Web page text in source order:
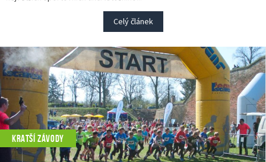
Celý článek
KRATŠÍ ZÁVODY